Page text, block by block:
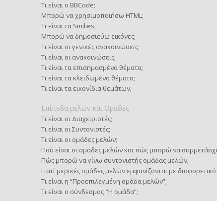
Τι είναι ο BBCode;
Μπορώ να χρησιμοποιήσω HTML;
Τι είναι τα Smilies;
Μπορώ να δημοσιεύω εικόνες;
Τι είναι οι γενικές ανακοινώσεις;
Τι είναι οι ανακοινώσεις;
Τι είναι τα επισημασμένα θέματα;
Τι είναι τα κλειδωμένα θέματα;
Τι είναι τα εικονίδια θεμάτων;
Επίπεδα μελών και Ομάδες
Τι είναι οι Διαχειριστές;
Τι είναι οι Συντονιστές;
Τι είναι οι ομάδες μελών;
Πού είναι οι ομάδες μελών και πώς μπορώ να
Πώς μπορώ να γίνω συντονιστής ομάδας μελών;
Γιατί μερικές ομάδες μελών εμφανίζονται με
Τι είναι η “Προεπιλεγμένη ομάδα μελών”;
Τι είναι ο σύνδεσμος "Η ομάδα”;